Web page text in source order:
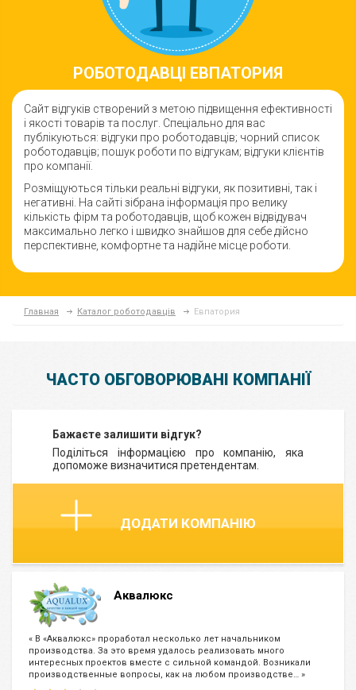
РОБОТОДАВЦI ЕВПАТОРИЯ
Сайт відгуків створений з метою підвищення ефективності
і якості товарiв та послуг. Спеціально для вас
публікуються: відгуки про роботодавців; чорний список
роботодавців; пошук роботи по відгукам; відгуки клієнтів
про компанії.
Розміщуються тільки реальні відгуки, як позитивні, так і
негативні. На сайті зібрана інформація про велику
кількість фірм та роботодавців, щоб кожен відвідувач
максимально легко і швидко знайшов для себе дійсно
перспективне, комфортне та надійне місце роботи.
Главная Каталог роботодавців Евпатория
ЧАСТО ОБГОВОРЮВАНІ КОМПАНІЇ
Бажаєте залишити відгук?
Поділіться інформацією про компанію, яка
допоможе визначитися претендентам.
ДОДАТИ КОМПАНІЮ
Аквалюкс
« В «Аквалюкс» проработал несколько лет начальником
производства. За это время удалось реализовать много
интересных проектов вместе с сильной командой. Возникали
производственные вопросы, как на любом производстве… »